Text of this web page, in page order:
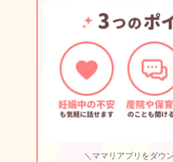
＼ママリアプリをダウ